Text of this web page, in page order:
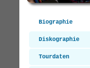
Biographie
Diskographie
Tourdaten